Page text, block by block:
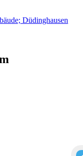
Düdinghausen